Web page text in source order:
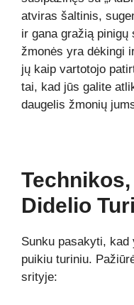
atviras šaltinis,
ir gana gražią pinigų
žmonės yra dėkingi
jų kaip vartotojo
tai, kad jūs galite
daugelis žmonių
Didelio
Sunku pasakyti, kad
puikiu turiniu.
srityje: